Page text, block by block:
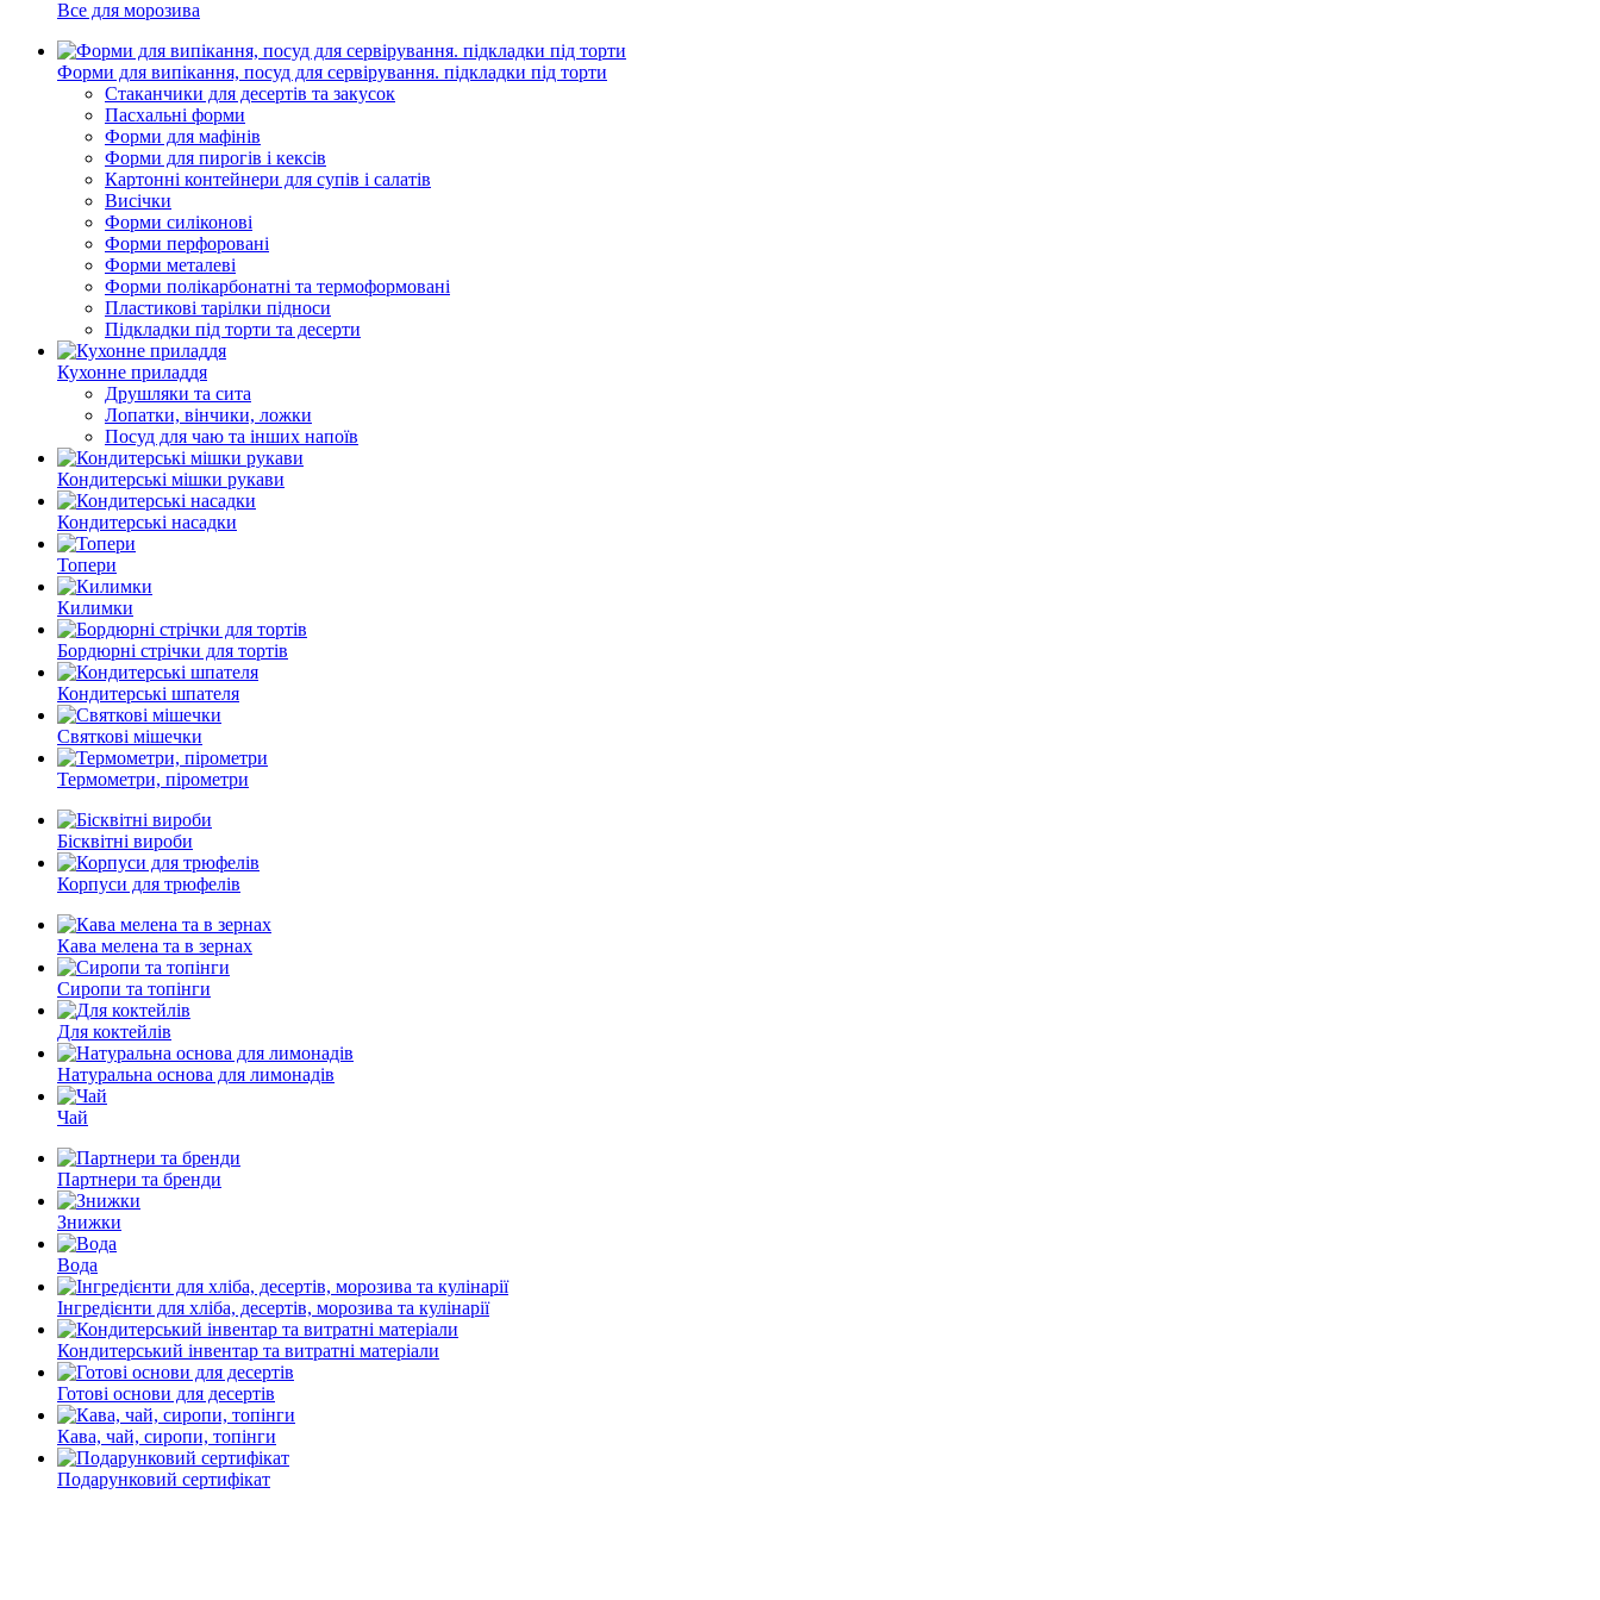
Все для морозива
Форми для випікання, посуд для сервірування. підкладки під торти
Стаканчики для десертів та закусок
Пасхальні форми
Форми для мафінів
Форми для пирогів і кексів
Картонні контейнери для супів і салатів
Висічки
Форми силіконові
Форми перфоровані
Форми металеві
Форми полікарбонатні та термоформовані
Пластикові тарілки підноси
Підкладки під торти та десерти
Кухонне приладдя
Друшляки та сита
Лопатки, вінчики, ложки
Посуд для чаю та інших напоїв
Кондитерські мішки рукави
Кондитерські насадки
Топери
Килимки
Бордюрні стрічки для тортів
Кондитерські шпателя
Святкові мішечки
Термометри, пірометри
Бісквітні вироби
Корпуси для трюфелів
Кава мелена та в зернах
Сиропи та топінги
Для коктейлів
Натуральна основа для лимонадів
Чай
Партнери та бренди
Знижки
Вода
Інгредієнти для хліба, десертів, морозива та кулінарії
Кондитерський інвентар та витратні матеріали
Готові основи для десертів
Кава, чай, сиропи, топінги
Подарунковий сертифікат